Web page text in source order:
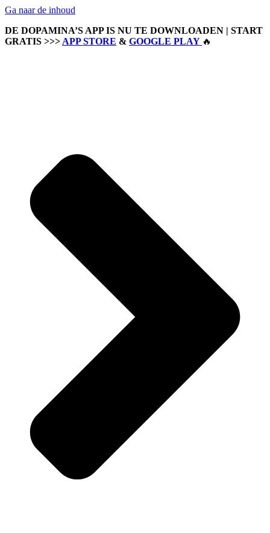
Ga naar de inhoud
DE DOPAMINA’S APP IS NU TE DOWNLOADEN | START
GRATIS >>> APP STORE & GOOGLE PLAY 🔥